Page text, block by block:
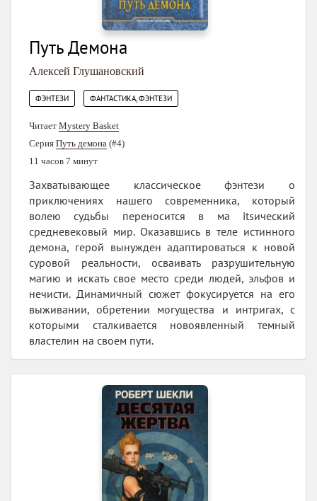
Путь Демона
Алексей Глушановский
ФЭНТЕЗИ ФАНТАСТИКА, ФЭНТЕЗИ
Читает Mystery Basket
Серия Путь демона (#4)
11 часов 7 минут
Захватывающее классическое фэнтези о
приключениях нашего современника, который
волею судьбы переносится в ма itsический
средневековый мир. Оказавшись в теле истинного
демона, герой вынужден адаптироваться к новой
суровой реальности, осваивать разрушительную
магию и искать свое место среди людей, эльфов и
нечисти. Динамичный сюжет фокусируется на его
выживании, обретении могущества и интригах, с
которыми сталкивается новоявленный темный
властелин на своем пути.